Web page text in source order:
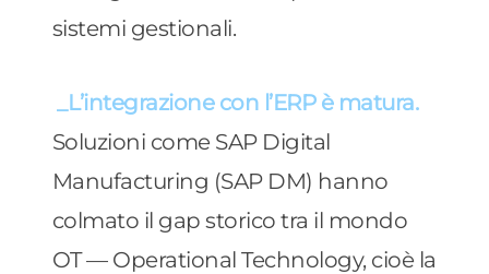
sistemi gestionali.
_L’integrazione con l’ERP è matura.
Soluzioni come SAP Digital
Manufacturing (SAP DM) hanno
colmato il gap storico tra il mondo
OT — Operational Technology, cioè la